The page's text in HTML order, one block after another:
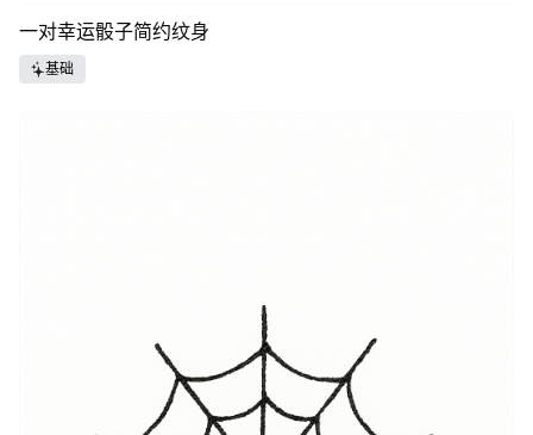
一对幸运骰子简约纹身
基础